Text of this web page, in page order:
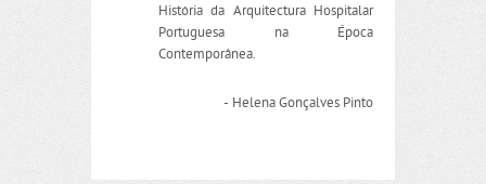
História da Arquitectura Hospitalar
Portuguesa na Época
Contemporânea.
- Helena Gonçalves Pinto